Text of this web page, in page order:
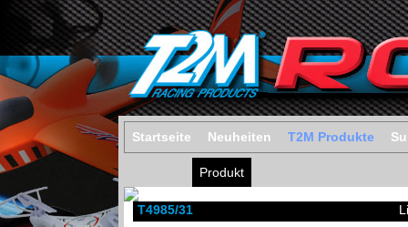
Startseite Neuheiten T2M Produkte
Produkt
T4985/31